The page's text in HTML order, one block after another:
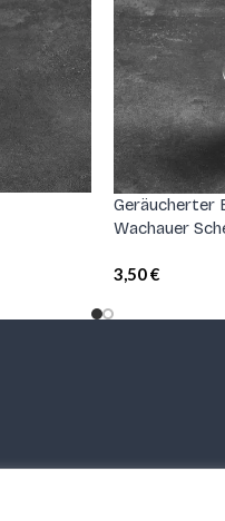
Geräucherter
Wachauer
3,50€